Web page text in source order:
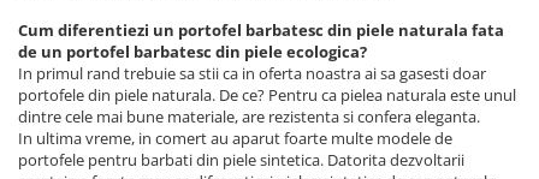
Cum diferentiezi un portofel barbatesc din piele naturala fata
de un portofel barbatesc din piele ecologica?
In primul rand trebuie sa stii ca in oferta noastra ai sa gasesti doar
portofele din piele naturala. De ce? Pentru ca pielea naturala este unul
dintre cele mai bune materiale, are rezistenta si confera eleganta.
In ultima vreme, in comert au aparut foarte multe modele de
portofele pentru barbati din piele sintetica. Datorita dezvoltarii